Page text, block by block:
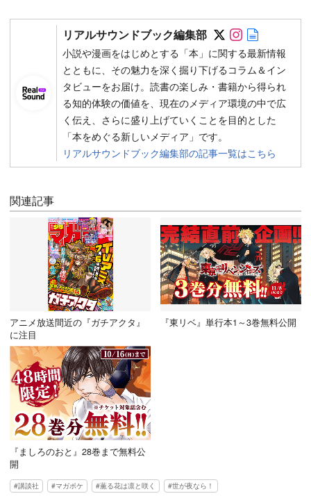
リアルサウンドブック編集部 Follow on
Follow on
小説や漫画をはじめとする「本」に関する最新情報
とともに、その魅力を深く掘り下げるコラム＆イン
タビューをお届け。読書の楽しみ・書籍から得られ
る知的体験の価値を、現在のメディア環境の中で広
く伝え、さらに盛り上げていくことを目的とした
「本をめぐる新しいメディア」です。
リアルサウンドブック編集部の記事一覧はこちら
関連記事
アニメ放送間近の『ガチアクタ』
に注目
『東リベ』単行本1～3巻無料公開
『ましろのおと』28巻まで無料公
開
講談社 マガポケ 薫る花は凛と咲く 世が夜なら！